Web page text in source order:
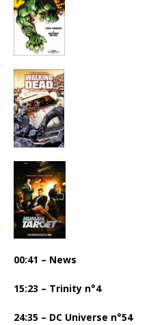
00:41 – News
15:23 – Trinity n°4
24:35 – DC Universe n°54